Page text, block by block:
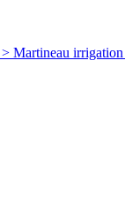
> Martineau